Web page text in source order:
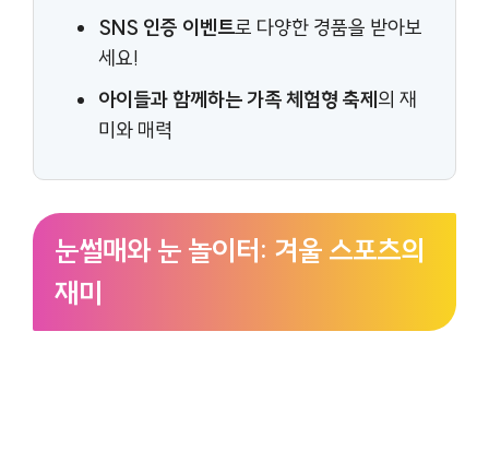
SNS 인증 이벤트로 다양한 경품을 받아보
세요!
아이들과 함께하는 가족 체험형 축제 의 재
미와 매력
눈썰매와 눈 놀이터: 겨울 스포츠의
재미